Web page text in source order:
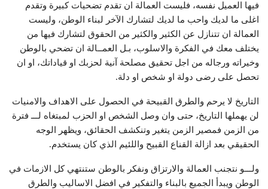
فيها العميل نفسه، فليست العمالة ان تقدم تضحيات كبيرة وتقدم
اغلى ما لديك واحب ما لديك لتشارك الآخر لبناء الوطن، وليست
العمالة ان تتنازل عن الكثير والكثير من الحقوق لتشارك فيها من
يختلف معك في الفكرة والاسلوب، بـل العمــالة ان تضحي بالوطن
وخيراته ورجاله من اجل تحقيق مصلحة آنية لحزبك او قياداتك، او ان
تحصل على رضى دولة او شخص او دلة.
التاريخ لا يرحم والطرق القبيحة في الحصول على الاهداف والامنيات
لن يهملها التاريخ، حتى وان وصل الشخص او الحزب لمبتغاه لـــ فترة
من الزمن فمصير الزمن يتغير وتنكشف الحقائق، ويظهر الوجه
الحقيقي بعد ازالة القناع القبيح واللئيم الذي كان يستخدم.
ولـــو نتجنب العمالة والارتزاق ونفكر بالوطن ستنتهي كل الازمات في
الوطن ويبدأ الجميع بالبناء والتفكير في افضل الاساليب والطرق